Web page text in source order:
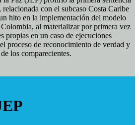
con el subcaso Costa Caribe
hito en la implementación del modelo
al materializar por primera vez
propias en un caso de ejecuciones
proceso de reconocimiento de verdad y
los comparecientes.